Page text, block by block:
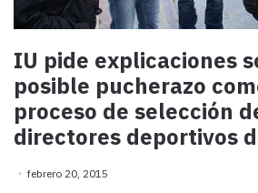
IU pide explicaciones
posible pucherazo
proceso de selección
directores deportivos
febrero 20, 2015